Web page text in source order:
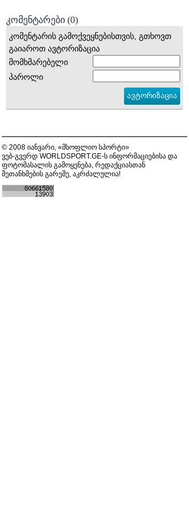
კომენტარები (0)
კომენტარის გამოქვეყნებისთვის, გთხოვთ
გაიაროთ ავტორიზაცია
მომხმარებელი
პაროლი
© 2008 იანვარი, «მსოფლიო სპორტი»
ვებ-გვერდ WORLDSPORT.GE-ს ინფორმაციებისა და
ფოტომასალის გამოყენება, რედაქციასთან
შეთანხმების გარეშე, აკრძალულია!